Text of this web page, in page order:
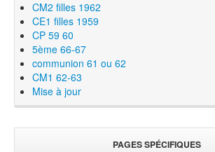
CM2 filles 1962
CE1 filles 1959
CP 59 60
5ème 66-67
communion 61 ou 62
CM1 62-63
Mise à jour
PAGES SPÉCIFIQUES